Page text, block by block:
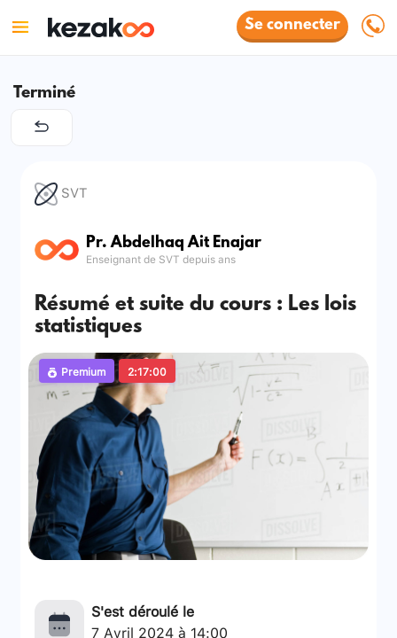
Se connecter
Terminé
SVT
Pr. Abdelhaq Ait Enajar
Enseignant de SVT depuis ans
Résumé et suite du cours : Les lois
statistiques
Premium 2:17:00
S'est déroulé le
7 Avril 2024 à 14:00